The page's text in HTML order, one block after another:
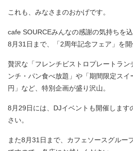
これも、みなさまのおかげです。
cafe SOURCEみんなの感謝の気持ちを
8月31日まで、「2周年記念フェア」を開
贅沢な「フレンチビストロプレートラン
ンチ・パン食べ放題」や「期間限定ス
円」など、特別企画が盛り沢山。
8月29日には、DJイベントも開催します
さい。
また8月31日まで、カフェソースグルー